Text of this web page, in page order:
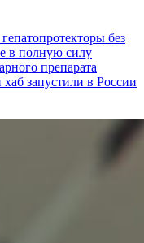
без
в полную силу
препарата
запустили в России